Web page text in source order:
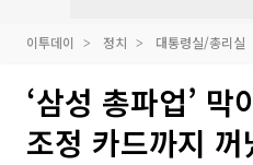
이투데이 정치 대통령실/총리실
‘삼성 총파업’
조정 카드까지